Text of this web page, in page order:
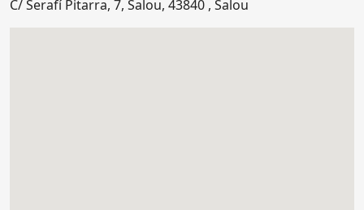
C/ Serafí Pitarra, 7, Salou, 43840 , Salou